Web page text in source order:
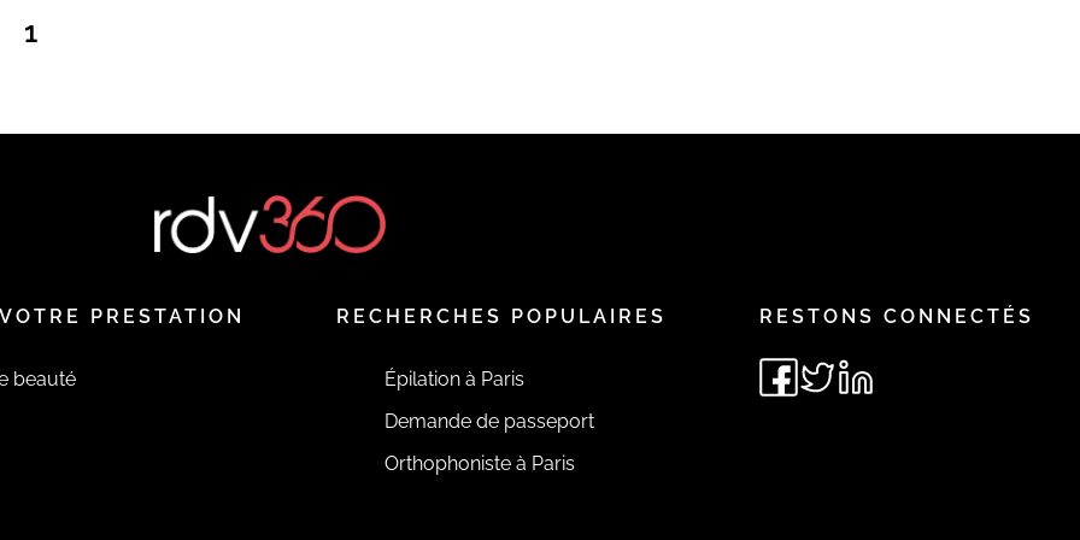
1
PRESTATION
beauté
RECHERCHES POPULAIRES
Épilation à Paris
Demande de passeport
Orthophoniste à Paris
RESTONS CONNECTÉS